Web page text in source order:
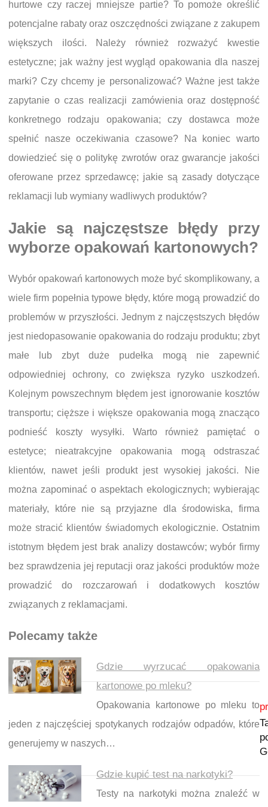
hurtowe czy raczej mniejsze partie? To pomoże określić
potencjalne rabaty oraz oszczędności związane z zakupem
większych ilości. Należy również rozważyć kwestie
estetyczne; jak ważny jest wygląd opakowania dla naszej
marki? Czy chcemy je personalizować? Ważne jest także
zapytanie o czas realizacji zamówienia oraz dostępność
konkretnego rodzaju opakowania; czy dostawca może
spełnić nasze oczekiwania czasowe? Na koniec warto
dowiedzieć się o politykę zwrotów oraz gwarancje jakości
oferowane przez sprzedawcę; jakie są zasady dotyczące
reklamacji lub wymiany wadliwych produktów?
Jakie są najczęstsze błędy przy
wyborze opakowań kartonowych?
Wybór opakowań kartonowych może być skomplikowany, a
wiele firm popełnia typowe błędy, które mogą prowadzić do
problemów w przyszłości. Jednym z najczęstszych błędów
jest niedopasowanie opakowania do rodzaju produktu; zbyt
małe lub zbyt duże pudełka mogą nie zapewnić
odpowiedniej ochrony, co zwiększa ryzyko uszkodzeń.
Kolejnym powszechnym błędem jest ignorowanie kosztów
transportu; cięższe i większe opakowania mogą znacząco
podnieść koszty wysyłki. Warto również pamiętać o
estetyce; nieatrakcyjne opakowania mogą odstraszać
klientów, nawet jeśli produkt jest wysokiej jakości. Nie
można zapominać o aspektach ekologicznych; wybierając
materiały, które nie są przyjazne dla środowiska, firma
może stracić klientów świadomych ekologicznie. Ostatnim
istotnym błędem jest brak analizy dostawców; wybór firmy
bez sprawdzenia jej reputacji oraz jakości produktów może
prowadzić do rozczarowań i dodatkowych kosztów
związanych z reklamacjami.
Polecamy także
Gdzie wyrzucać opakowania
kartonowe po mleku?
Opakowania kartonowe po mleku to
jeden z najczęściej spotykanych rodzajów odpadów, które
generujemy w naszych…
Gdzie kupić test na narkotyki?
Testy na narkotyki można znaleźć w
Nawigacja wpisu